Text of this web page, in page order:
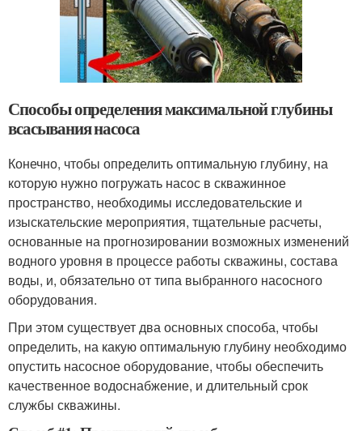
Способы определения максимальной глубины
всасывания насоса
Конечно, чтобы определить оптимальную глубину, на
которую нужно погружать насос в скважинное
пространство, необходимы исследовательские и
изыскательские мероприятия, тщательные расчеты,
основанные на прогнозировании возможных изменений
водного уровня в процессе работы скважины, состава
воды, и, обязательно от типа выбранного насосного
оборудования.
При этом существует два основных способа, чтобы
определить, на какую оптимальную глубину необходимо
опустить насосное оборудование, чтобы обеспечить
качественное водоснабжение, и длительный срок
службы скважины.